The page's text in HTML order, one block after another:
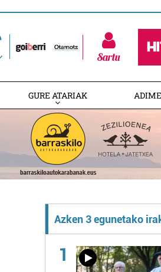
Sartu
GURE ATARIAK
Azken 3 egunetako
1